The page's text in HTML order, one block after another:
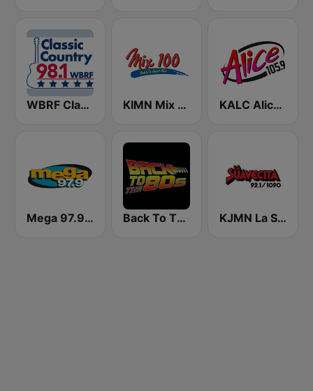
WBRF Classic Country 98.1 FM KIMN Mix 100.3 FM KALC Alice 105.9 FM
Mega 97.9 FM Back To The 80's Radio KJMN La Suavecita 92.1 FM